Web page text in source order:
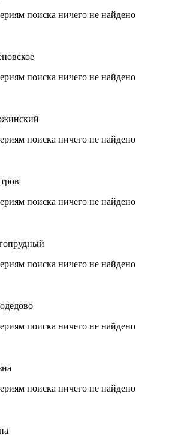
поиска ничего не найдено
поиска ничего не найдено
поиска ничего не найдено
поиска ничего не найдено
поиска ничего не найдено
поиска ничего не найдено
поиска ничего не найдено